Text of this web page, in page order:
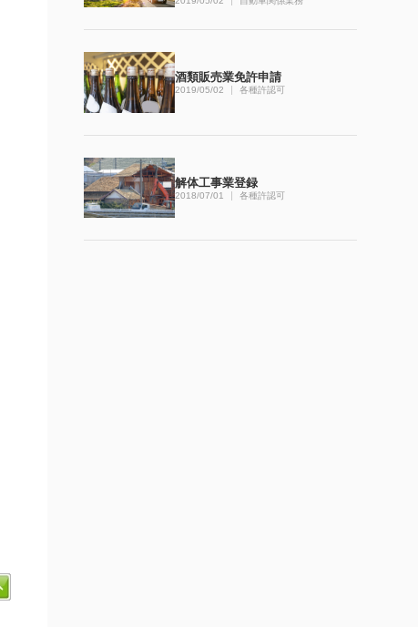
酒類販売業免許申請
2019/05/02 各種許認可
解体工事業登録
2018/07/01 各種許認可